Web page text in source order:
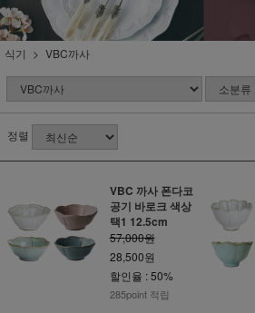
식기 VBC까사
정렬
VBC 까사 폰다코
공기 바로크 색상
택1 12.5cm
57,000원
28,500원
할인율 : 50%
285point 적립